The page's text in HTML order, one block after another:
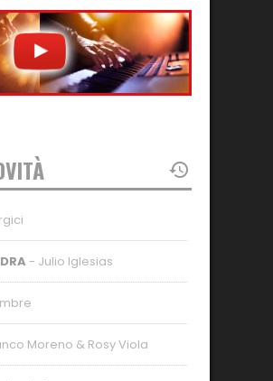
- Julio Iglesias
Moreno & Rosy Viola